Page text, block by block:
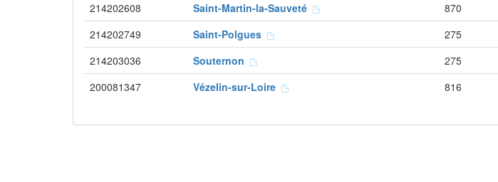
214202608 Saint-Martin-la-Sauveté 870
214202749 Saint-Polgues 275
214203036 Souternon 275
200081347 Vézelin-sur-Loire 816